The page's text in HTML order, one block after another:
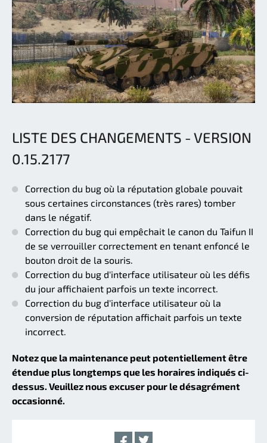
LISTE DES CHANGEMENTS - VERSION
0.15.2177
Correction du bug où la réputation globale pouvait
sous certaines circonstances (très rares) tomber
dans le négatif.
Correction du bug qui empêchait le canon du Taifun II
de se verrouiller correctement en tenant enfoncé le
bouton droit de la souris.
Correction du bug d'interface utilisateur où les défis
du jour affichaient parfois un texte incorrect.
Correction du bug d'interface utilisateur où la
conversion de réputation affichait parfois un texte
incorrect.
Notez que la maintenance peut potentiellement être
étendue plus longtemps que les horaires indiqués ci-
dessus. Veuillez nous excuser pour le désagrément
occasionné.